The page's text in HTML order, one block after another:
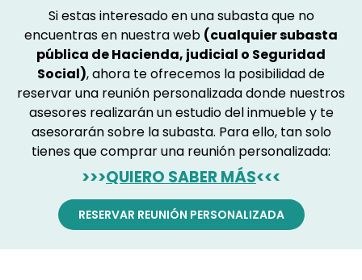
Si estas interesado en una subasta que no
encuentras en nuestra web (cualquier subasta
pública de Hacienda, judicial o Seguridad
Social), ahora te ofrecemos la posibilidad de
reservar una reunión personalizada donde nuestros
asesores realizarán un estudio del inmueble y te
asesorarán sobre la subasta. Para ello, tan solo
tienes que comprar una reunión personalizada:
>>>QUIERO SABER MÁS<<<
RESERVAR REUNIÓN PERSONALIZADA